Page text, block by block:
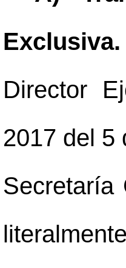
Exclusiva.
Director
2017 del 5
Secretaría